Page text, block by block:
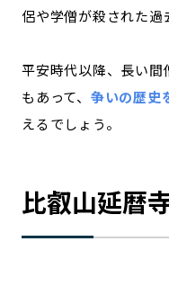
侶や学僧が殺された過
平安時代以降、長い間
もあって、 争いの歴史
えるでしょう。
比叡山延暦